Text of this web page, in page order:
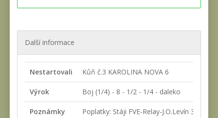
Další informace
Nestartovali Kůň č.3 KAROLINA NOVA 6
Výrok Boj (1/4) - 8 - 1/2 - 1/4 - daleko
Poznámky Poplatky: Stáji FVE-Relay-J.O.Levín 300